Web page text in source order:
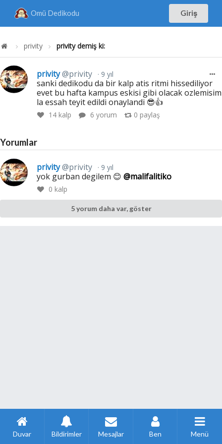
Omü Dedikodu Giriş
privity privity demiş ki:
privity@privity 9 yıl
sanki dedikodu da bir kalp atis ritmi hissediliyor
evet bu hafta kampus eskisi gibi olacak ozlemisim
la essah teyit edildi onaylandi 😎👍
14kalp 6 yorum 0 paylaş
Yorumlar
privity@privity 9 yıl
yok gurban degilem 😊@malifalitiko
0 kalp
5 yorum daha var, göster
Duvar Bildirimler Mesajlar Ben Menü